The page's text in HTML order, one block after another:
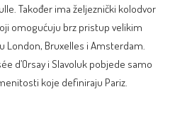
Također ima željeznički kolodvor
omogućuju brz pristup velikim
London, Bruxelles i Amsterdam.
d’Orsay i Slavoluk pobjede samo
koje definiraju Pariz.